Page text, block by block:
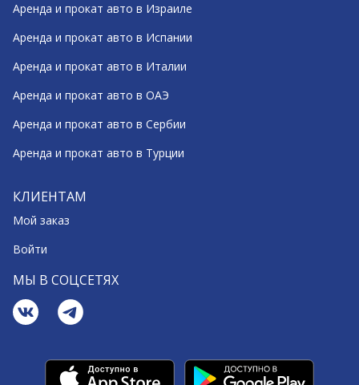
Аренда и прокат авто в Израиле
Аренда и прокат авто в Испании
Аренда и прокат авто в Италии
Аренда и прокат авто в ОАЭ
Аренда и прокат авто в Сербии
Аренда и прокат авто в Турции
КЛИЕНТАМ
Мой заказ
Войти
МЫ В СОЦСЕТЯХ